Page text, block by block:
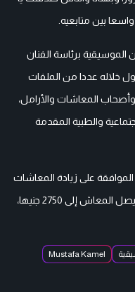
بين متابعيه.
برئاسة الفنان
خلاله عددا من الملفات
المعاشات والأرامل،
والطبية المقدمة
على زيادة المعاشات
اعتبارا من شهر يونيو المقبل بنسبة 10%، ليصل المعاش إلى 2750 جنيها،
Mustafa Kamel